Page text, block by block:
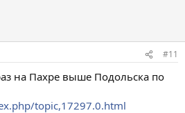
#11
на Пахре выше Подольска по
topic,17297.0.html